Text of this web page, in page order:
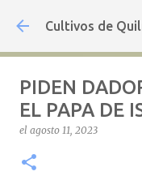
Ir al
Cultivos de
PIDEN
EL PAPA DE
el agosto 11, 2023